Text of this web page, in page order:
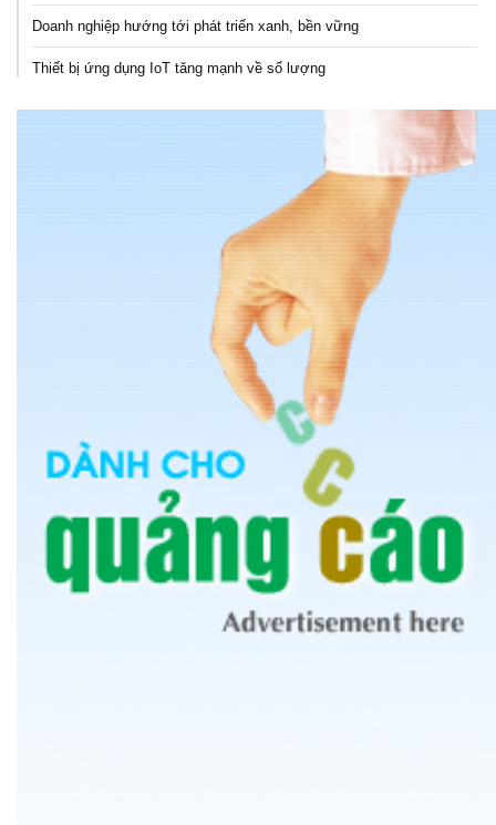
Doanh nghiệp hướng tới phát triển xanh, bền vững
Thiết bị ứng dụng IoT tăng mạnh về số lượng